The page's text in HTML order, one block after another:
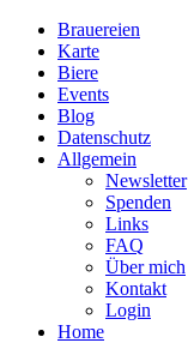
Brauereien
Karte
Biere
Events
Blog
Datenschutz
Allgemein
Newsletter
Spenden
Links
FAQ
Über mich
Kontakt
Login
Home